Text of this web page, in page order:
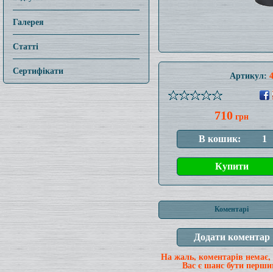
Галерея
Статті
Сертифікати
Артикул:
710 грн
Коментарі
На жаль, коментарів немає,
Вас є шанс бути